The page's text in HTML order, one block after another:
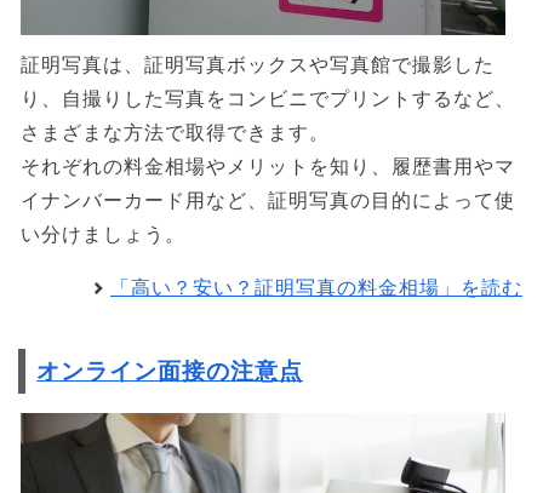
証明写真は、証明写真ボックスや写真館で撮影した
り、自撮りした写真をコンビニでプリントするなど、
さまざまな方法で取得できます。
それぞれの料金相場やメリットを知り、履歴書用やマ
イナンバーカード用など、証明写真の目的によって使
い分けましょう。
「高い？安い？証明写真の料金相場」を読む
オンライン面接の注意点